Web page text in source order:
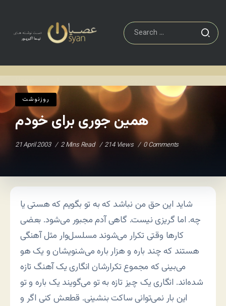
روزنوشت
همین جوری برای خودم
21 April 2003 2 Mins Read 214 Views 0 Comments
شاید این حق من نباشد که به تو بگویم که هستی یا
چه. اما گریزی نیست. گاهی آدم مجبور می‌شود. بعضی
کارها وقتی تکرار می‌شوند مسلسل‌وار مثل آهنگی
هستند که چند باره و هزار باره می‌شنویشان و یک هو
می‌بینی که مجموع تکرارشان انگاری یک آهنگ تازه
شده‌اند. انگاری یک چیز تازه به تو می‌گویند یک باره و تو
این بار نمی‌توانی ساکت بنشینی. قطعش کنی اگر و